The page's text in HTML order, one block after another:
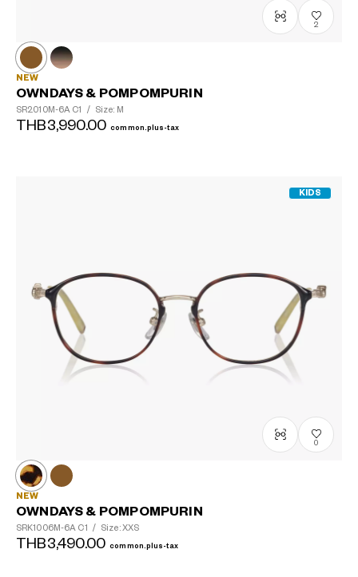
2
NEW
OWNDAYS & POMPOMPURIN
SR2010M-6A C1 / Size: M
THB3,990.00 common.plus-tax
KIDS
0
NEW
OWNDAYS & POMPOMPURIN
SRK1006M-6A C1 / Size: XXS
THB3,490.00 common.plus-tax